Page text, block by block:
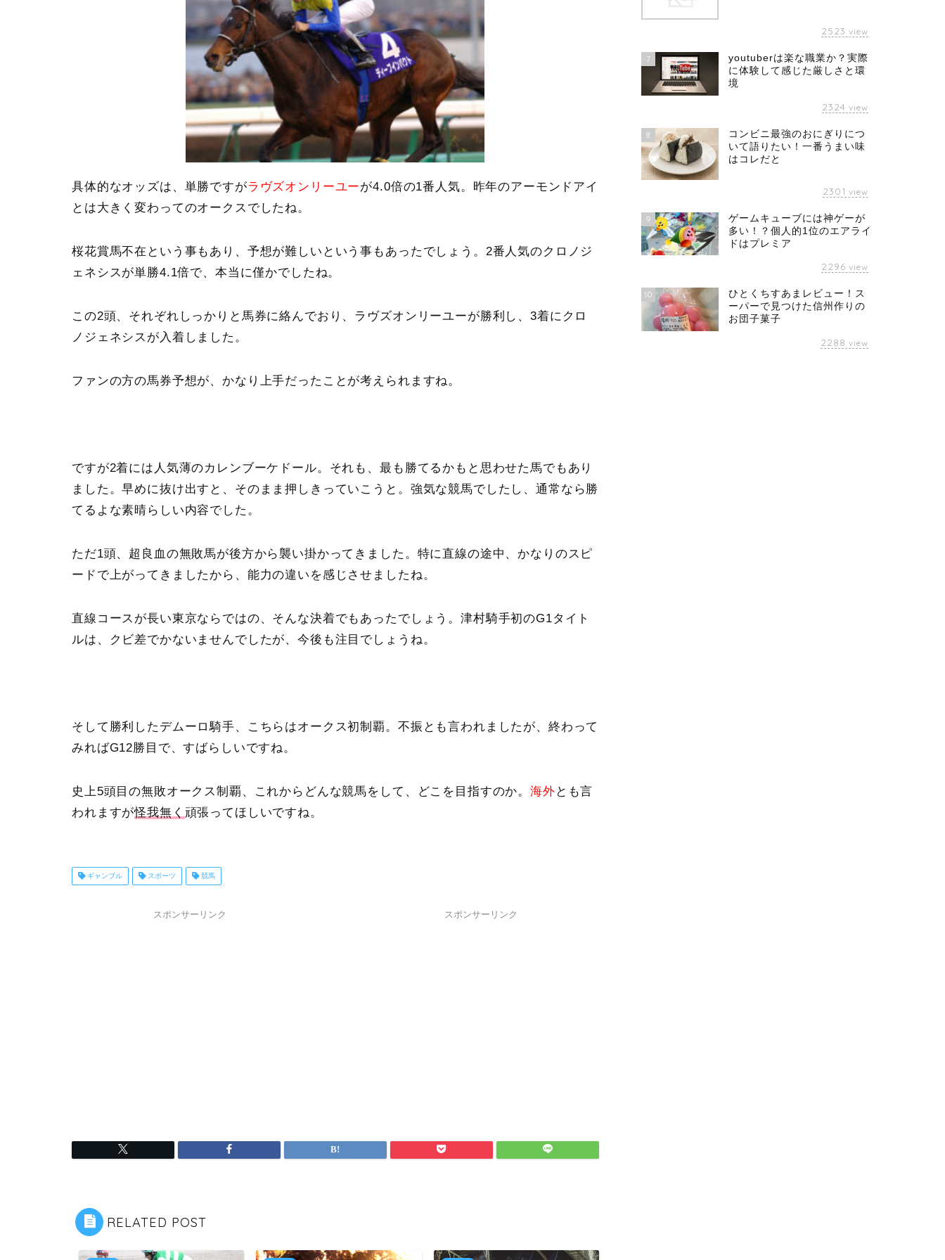
具体的なオッズは、単勝ですがラヴズオンリーユーが4.0倍の1番人気。昨年のアーモンドアイ
とは大きく変わってのオークスでしたね。
桜花賞馬不在という事もあり、予想が難しいという事もあったでしょう。2番人気のクロノジ
ェネシスが単勝4.1倍で、本当に僅かでしたね。
この2頭、それぞれしっかりと馬券に絡んでおり、ラヴズオンリーユーが勝利し、3着にクロ
ノジェネシスが入着しました。
ファンの方の馬券予想が、かなり上手だったことが考えられますね。
ですが2着には人気薄のカレンブーケドール。それも、最も勝てるかもと思わせた馬でもあり
ました。早めに抜け出すと、そのまま押しきっていこうと。強気な競馬でしたし、通常なら勝
てるよな素晴らしい内容でした。
ただ1頭、超良血の無敗馬が後方から襲い掛かってきました。特に直線の途中、かなりのスピ
ードで上がってきましたから、能力の違いを感じさせましたね。
直線コースが長い東京ならではの、そんな決着でもあったでしょう。津村騎手初のG1タイト
ルは、クビ差でかないませんでしたが、今後も注目でしょうね。
そして勝利したデムーロ騎手、こちらはオークス初制覇。不振とも言われましたが、終わって
みればG12勝目で、すばらしいですね。
史上5頭目の無敗オークス制覇、これからどんな競馬をして、どこを目指すのか。海外 とも言
われますが怪我無く 頑張ってほしいですね。
ギャンブル スポーツ 競馬
スポンサーリンク スポンサーリンク
RELATED POST
2523 view
7
youtuberは楽な職業か？実際
に体験して感じた厳しさと環
境
2324 view
8
コンビニ最強のおにぎりにつ
いて語りたい！一番うまい味
はコレだと
2301 view
9
ゲームキューブには神ゲーが
多い！？個人的1位のエアライ
ドはプレミア
2296 view
10
ひとくちすあまレビュー！ス
ーパーで見つけた信州作りの
お団子菓子
2288 view